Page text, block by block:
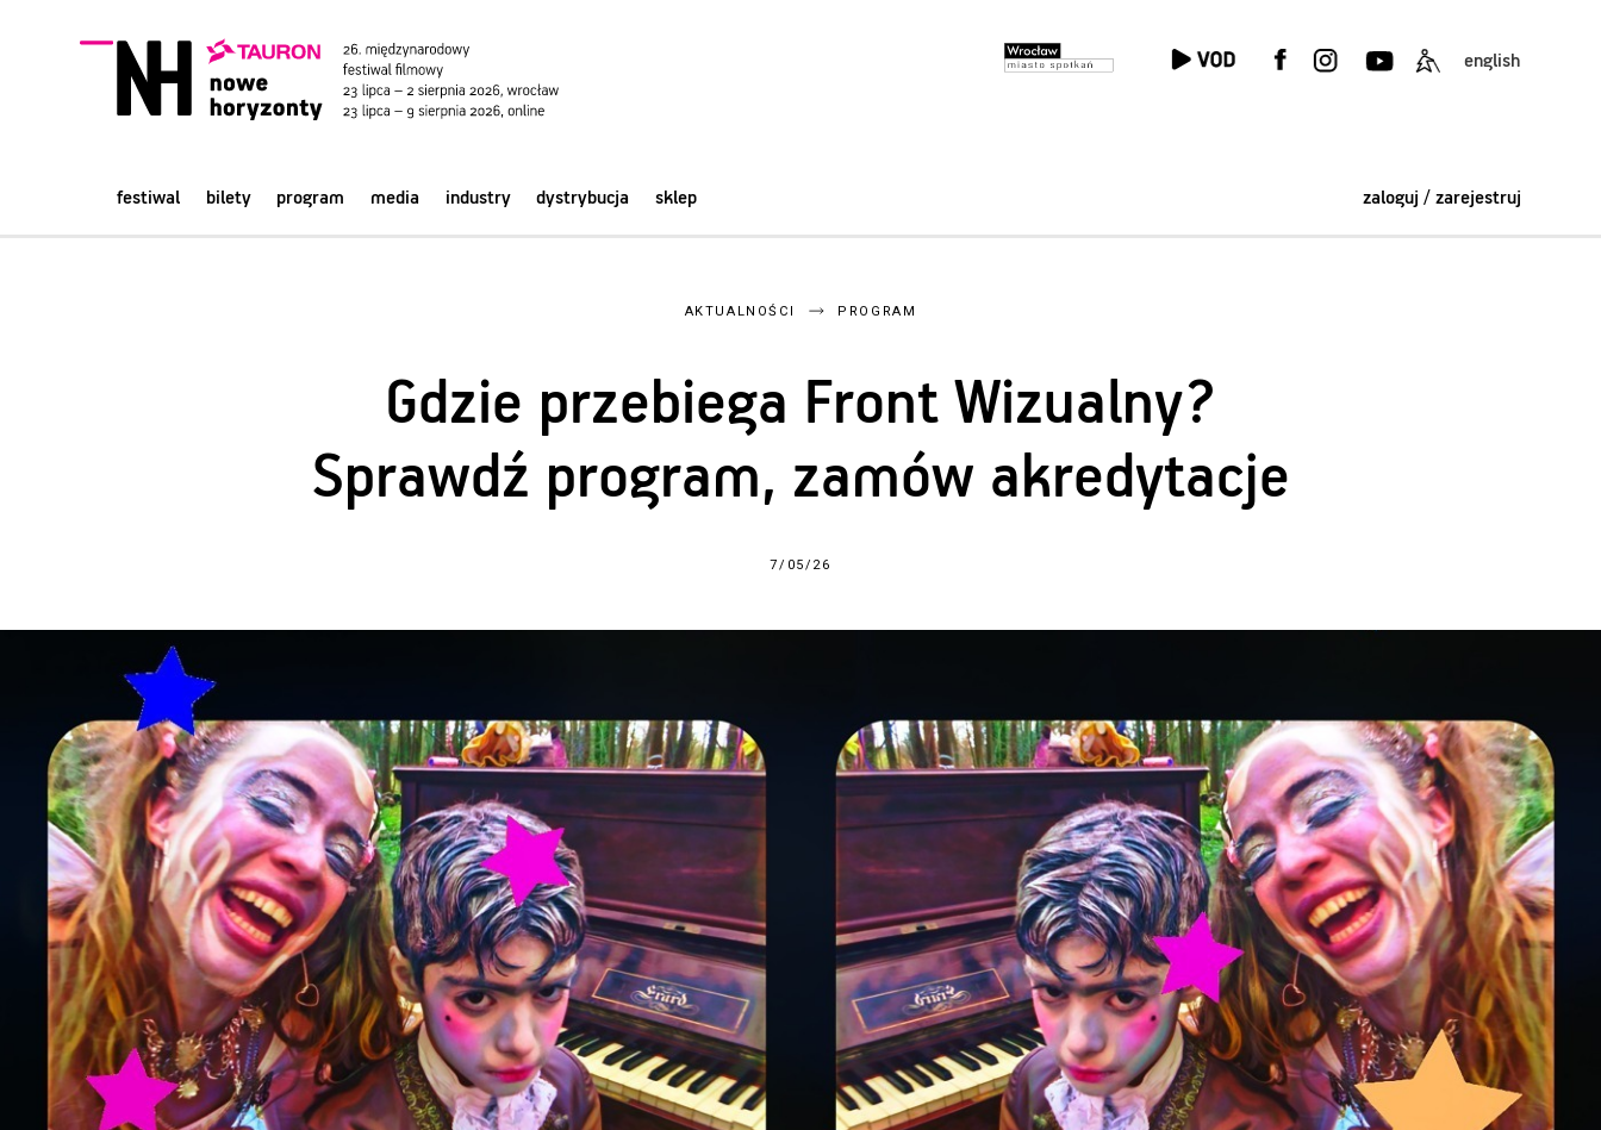
english
festiwal bilety program media industry dystrybucja sklep zaloguj / zarejestruj
AKTUALNOŚCI PROGRAM
Gdzie przebiega Front Wizualny?
Sprawdź program, zamów akredytacje
7/05/26